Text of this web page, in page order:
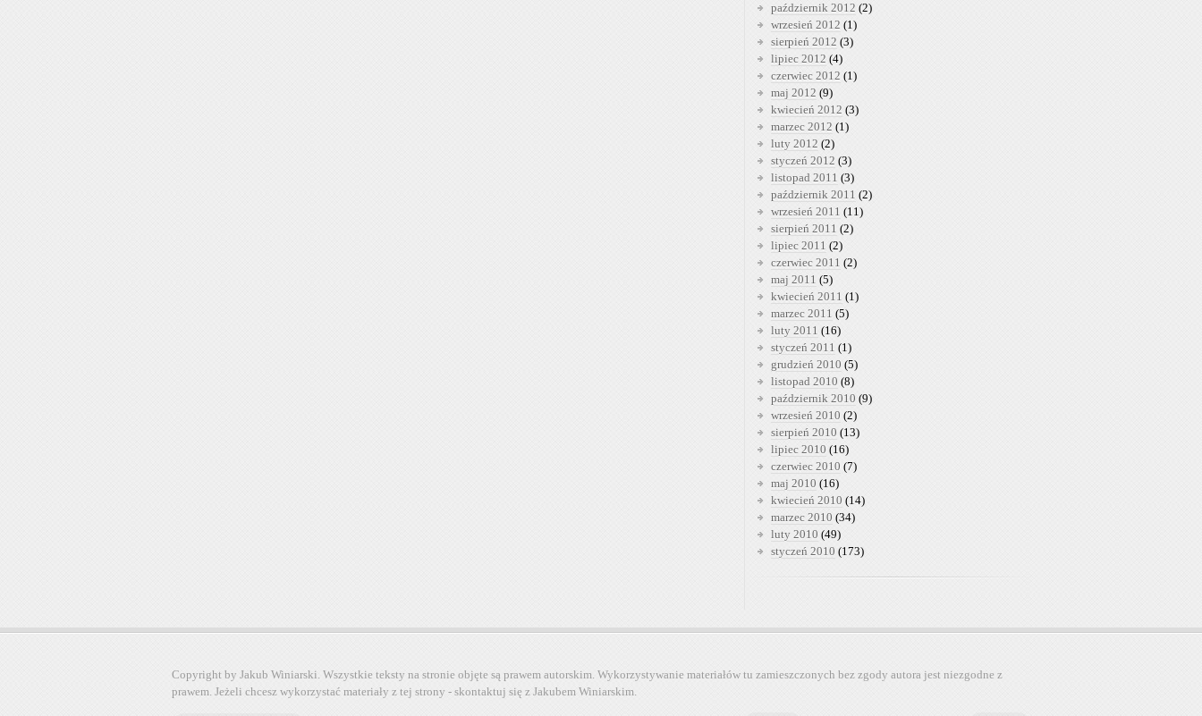
październik 2012 (2)
wrzesień 2012 (1)
sierpień 2012 (3)
lipiec 2012 (4)
czerwiec 2012 (1)
maj 2012 (9)
kwiecień 2012 (3)
marzec 2012 (1)
luty 2012 (2)
styczeń 2012 (3)
listopad 2011 (3)
październik 2011 (2)
wrzesień 2011 (11)
sierpień 2011 (2)
lipiec 2011 (2)
czerwiec 2011 (2)
maj 2011 (5)
kwiecień 2011 (1)
marzec 2011 (5)
luty 2011 (16)
styczeń 2011 (1)
grudzień 2010 (5)
listopad 2010 (8)
październik 2010 (9)
wrzesień 2010 (2)
sierpień 2010 (13)
lipiec 2010 (16)
czerwiec 2010 (7)
maj 2010 (16)
kwiecień 2010 (14)
marzec 2010 (34)
luty 2010 (49)
styczeń 2010 (173)
Copyright by Jakub Winiarski. Wszystkie teksty na stronie objęte są prawem autorskim. Wykorzystywanie materiałów tu zamieszczonych bez zgody autora jest niezgodne z
prawem. Jeżeli chcesz wykorzystać materiały z tej strony - skontaktuj się z Jakubem Winiarskim.